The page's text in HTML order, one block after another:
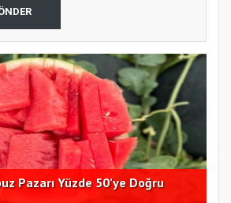
Pazarı Yüzde 50’ye Doğru